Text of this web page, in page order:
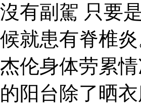
沒有副駕 只要
候就患有脊椎
杰伦身体劳累
的阳台除了晒